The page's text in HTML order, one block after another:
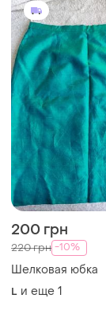
200 грн
220 грн -10%
Шелковая юбка
L и еще 1